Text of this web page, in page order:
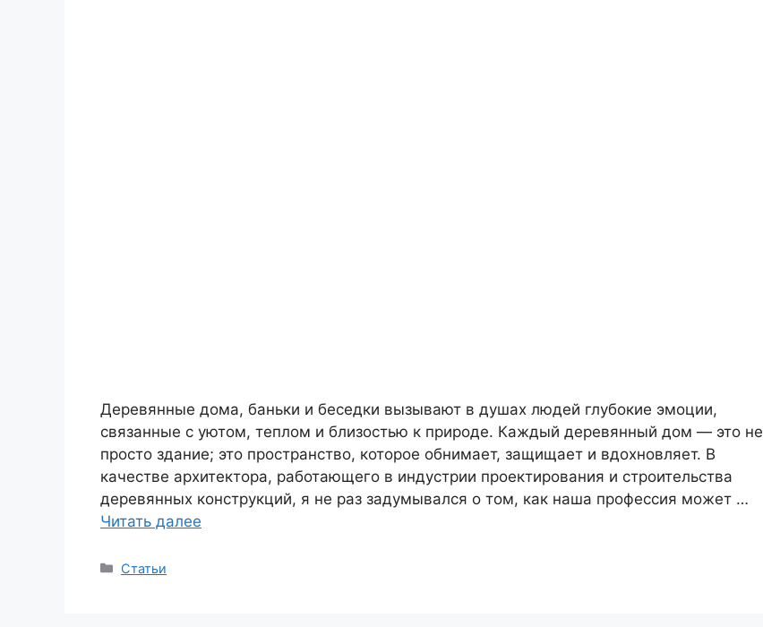
Деревянные дома, баньки и беседки вызывают в душах людей глубокие эмоции,
связанные с уютом, теплом и близостью к природе. Каждый деревянный дом — это не
просто здание; это пространство, которое обнимает, защищает и вдохновляет. В
качестве архитектора, работающего в индустрии проектирования и строительства
деревянных конструкций, я не раз задумывался о том, как наша профессия может …
Читать далее
Рубрики
Статьи